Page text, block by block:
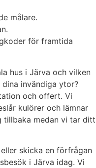
målare.
för framtida
hus i Järva och vilken
invändiga ytor?
och offert. Vi
kulörer och lämnar
tillbaka medan vi tar ditt
skicka en förfrågan
i Järva idag. Vi